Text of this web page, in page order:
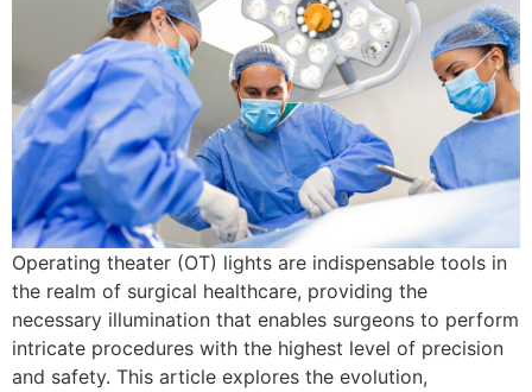
Operating theater (OT) lights are indispensable tools in
the realm of surgical healthcare, providing the
necessary illumination that enables surgeons to perform
intricate procedures with the highest level of precision
and safety. This article explores the evolution,